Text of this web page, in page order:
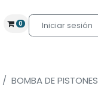
0 Iniciar sesión
BOMBA DE PISTONES